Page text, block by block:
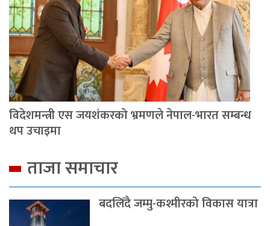
विदेशमन्त्री एस जयशंकरको भ्रमणले नेपाल-भारत सम्बन्ध
थप उचाइमा
ताजा समाचार
बदलिँदै जम्मु-कश्मीरको विकास यात्रा